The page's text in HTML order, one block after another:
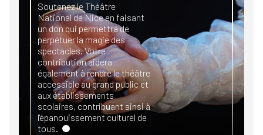
Soutenez le Théâtre
National de Nice en faisant
un don qui permettra de
perpétuer la magie des
spectacles. Votre
contribution aidera
également à rendre le théâtre
accessible au grand public et
aux établissements
scolaires, contribuant ainsi à
l'épanouissement culturel de
tous.